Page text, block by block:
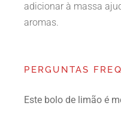
adicionar à massa
aromas.
PERGUNTAS
Este bolo de limão é